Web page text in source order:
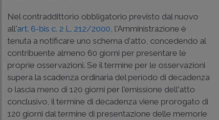
Nel contraddittorio obbligatorio previsto dal nuovo
all'art. 6-bis c. 2 L. 212/2000 , l'Amministrazione è
tenuta a notificare uno schema d'atto, concedendo al
contribuente almeno 60 giorni per presentare le
proprie osservazioni. Se il termine per le osservazioni
supera la scadenza ordinaria del periodo di decadenza
o lascia meno di 120 giorni per l'emissione dell'atto
conclusivo, il termine di decadenza viene prorogato di
120 giorni dal termine di presentazione delle memorie